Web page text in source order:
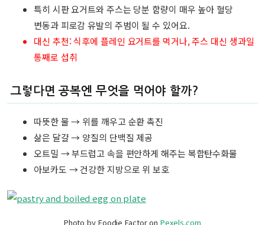
특히 시판 요거트와 주스는 당분 함량이 매우 높아 혈당
변동과 피로감 유발의 주범이 될 수 있어요.
대신 추천: 식후에 플레인 요거트를 먹거나, 주스 대신 생과일
통째로 섭취
그렇다면 공복엔 무엇을 먹어야 할까?
따뜻한 물 → 위를 깨우고 순환 촉진
삶은 달걀 → 양질의 단백질 제공
오트밀 → 부드럽고 속을 편안하게 해주는 복합탄수화물
아보카도 → 건강한 지방으로 위 보호
Photo by Foodie Factor onPexels.com